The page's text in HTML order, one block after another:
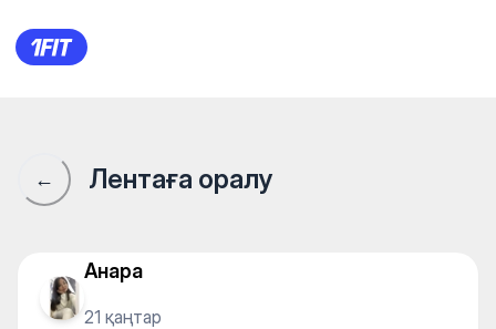
Выкладываю фото что бы
← Лентаға оралу
Анара
21 қаңтар